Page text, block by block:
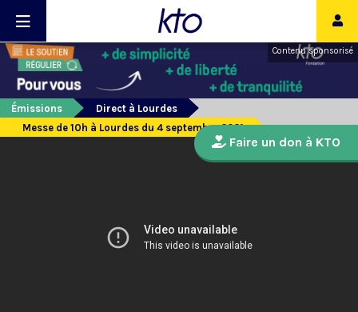
Contenu sponsorisé
Émissions
Direct à Lourdes
Messe de 10h à Lourdes du 4 septembre 2021
Faire un don à KTO